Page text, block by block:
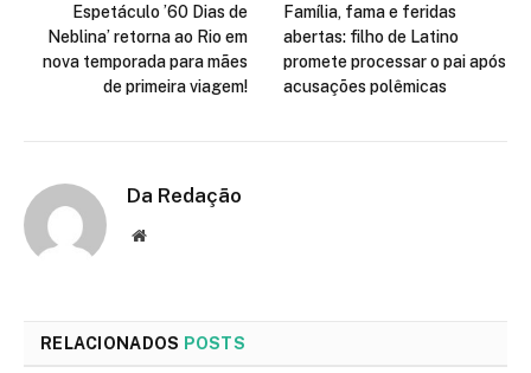
Espetáculo ’60 Dias de
Neblina’ retorna ao Rio em
nova temporada para mães
de primeira viagem!
Família, fama e feridas
abertas: filho de Latino
promete processar o pai após
acusações polêmicas
Da Redação
Site
RELACIONADOS POSTS